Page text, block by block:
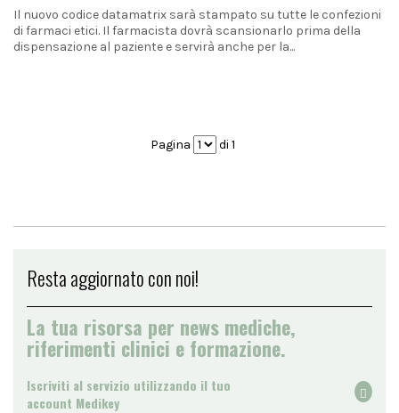
Il nuovo codice datamatrix sarà stampato su tutte le confezioni
di farmaci etici. Il farmacista dovrà scansionarlo prima della
dispensazione al paziente e servirà anche per la...
Pagina di 1
Resta aggiornato con noi!
La tua risorsa per news mediche,
riferimenti clinici e formazione.
Iscriviti al servizio utilizzando il tuo
account Medikey